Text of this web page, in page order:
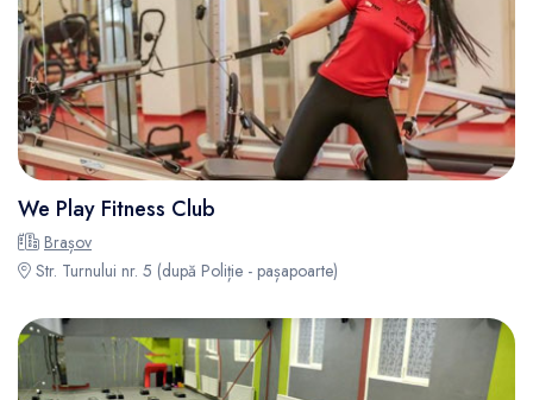
We Play Fitness Club
Brașov
Str. Turnului nr. 5 (după Poliție - pașapoarte)